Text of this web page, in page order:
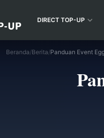
DIRECT TOP-UP
Beranda/Berita/Panduan Event